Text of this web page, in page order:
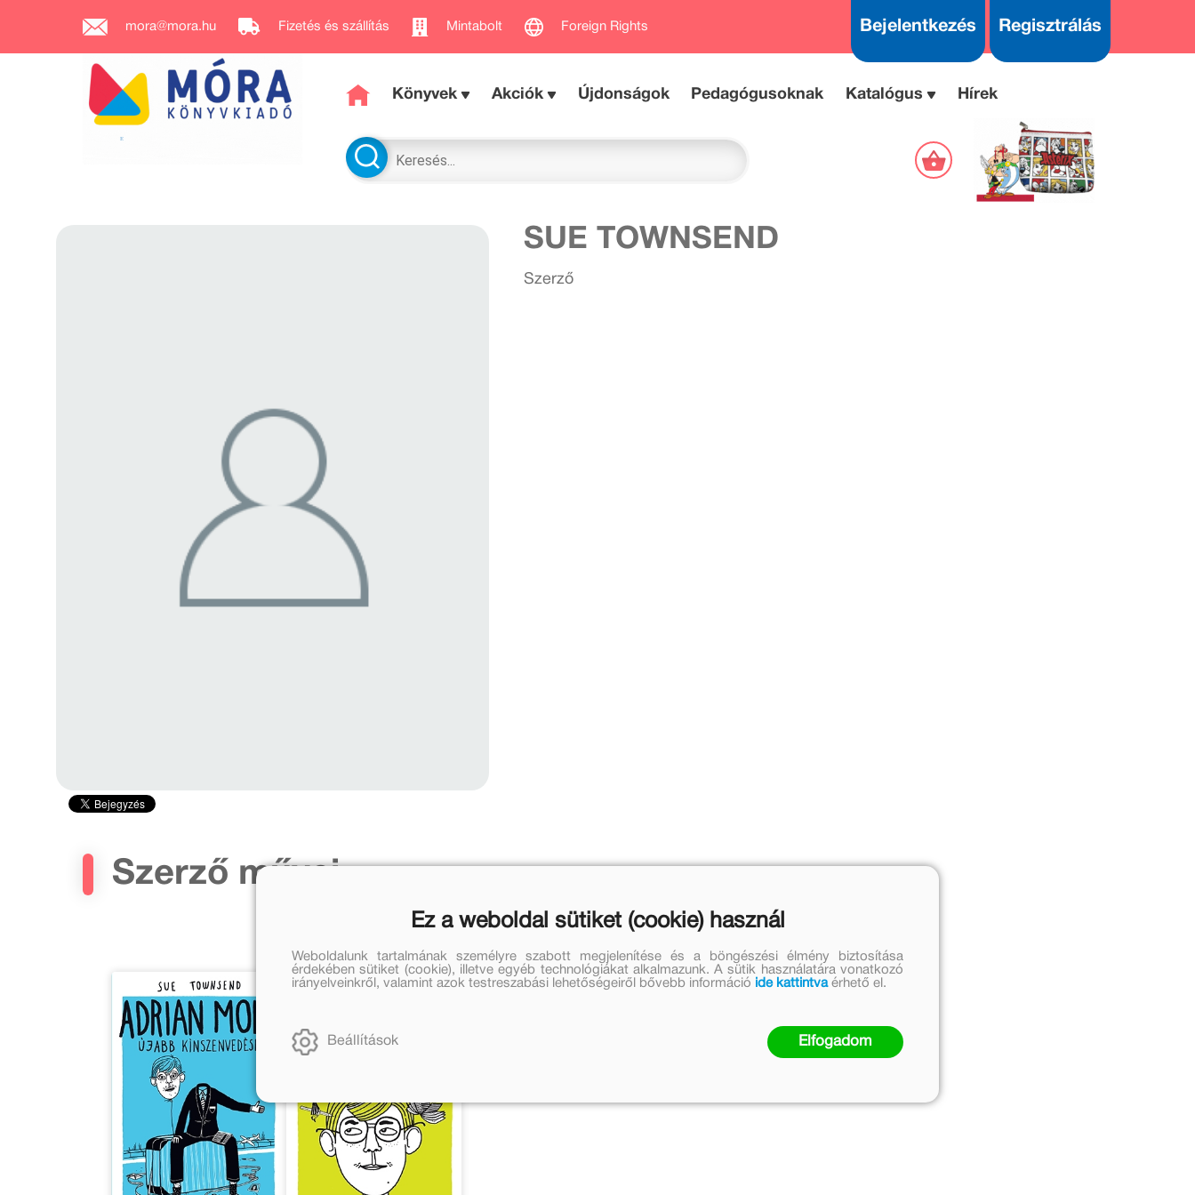
mora@mora.hu Fizetés és szállítás Mintabolt Foreign Rights Bejelentkezés Regisztrálás
Könyvek Akciók Újdonságok Pedagógusoknak Katalógus Hírek
SUE TOWNSEND
Szerző
Szerző művei
Ez a weboldal sütiket (cookie) használ
Weboldalunk tartalmának személyre szabott megjelenítése és a böngészési élmény biztosítása
érdekében sütiket (cookie), illetve egyéb technológiákat alkalmazunk. A sütik használatára vonatkozó
irányelveinkről, valamint azok testreszabási lehetőségeiről bővebb információ ide kattintvaérhető el.
Beállítások Elfogadom